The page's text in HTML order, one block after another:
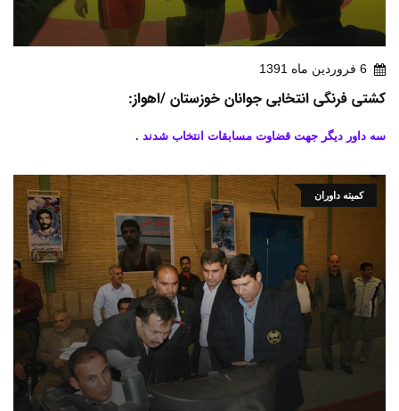
6 فروردين ماه 1391
کشتی فرنگی انتخابی جوانان خوزستان /اهواز:
سه داور دیگر جهت قضاوت مسابقات انتخاب شدند .
کمیته داوران